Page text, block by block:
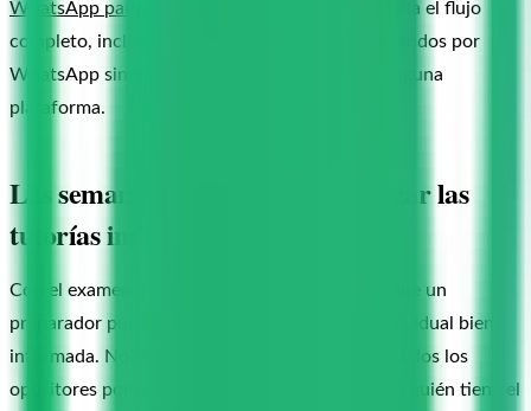
WhatsApp para academias de oposiciones
detalla el flujo
completo, incluyendo cómo funcionan los comandos por
WhatsApp sin que el opositor se registre en ninguna
plataforma.
Las semanas finales: cómo priorizar las
tutorías individuales
Con el examen a tres semanas, el mayor valor que un
preparador puede aportar está en la tutoría individual bien
informada. No en repasar todo el temario con todos los
opositores por igual, sino en saber exactamente quién tiene el